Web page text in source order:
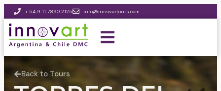
+ 54 9 11 7890 2125 info@innovartours.com
Back to Tours